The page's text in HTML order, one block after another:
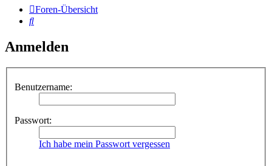
Foren-Übersicht
Suche
Anmelden
Benutzername:
Passwort:
Ich habe mein Passwort vergessen